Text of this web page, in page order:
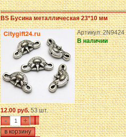
BS Бусина металлическая 23*10 мм
Артикул: 2N9424
В наличии
12.00 руб.53 шт.
- +